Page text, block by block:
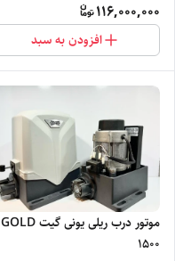
116,000,000
افزودن به سبد
موتور درب ریلی یونی گیت GOLD
۱۵۰۰